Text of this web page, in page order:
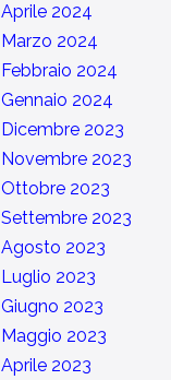
Aprile 2024
Marzo 2024
Febbraio 2024
Gennaio 2024
Dicembre 2023
Novembre 2023
Ottobre 2023
Settembre 2023
Agosto 2023
Luglio 2023
Giugno 2023
Maggio 2023
Aprile 2023